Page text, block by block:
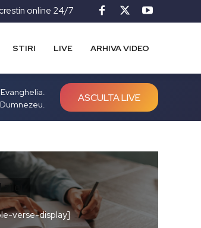
online 24/7
STIRI LIVE ARHIVA VIDEO
ASCULTA LIVE
verse-display]